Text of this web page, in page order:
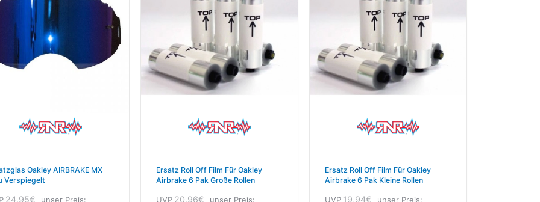
Oakley AIRBRAKE MX
Verspiegelt
24,95€ unser Preis:
Ersatz Roll Off Film Für Oakley
Airbrake 6 Pak Große Rollen
UVP20,96€ unser Preis:
Ersatz Roll Off Film Für Oakley
Airbrake 6 Pak Kleine Rollen
UVP19,94€ unser Preis: